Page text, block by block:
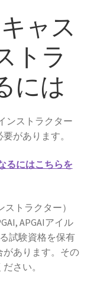
ブ
メ
ュ
展
開
サ
メ
ー
を
展
開
ャス
トラ
には
ンストラクター
があります。
るにはこちらを
トラクター）
APGAIアイル
試験資格を保有
あります。その
さい。